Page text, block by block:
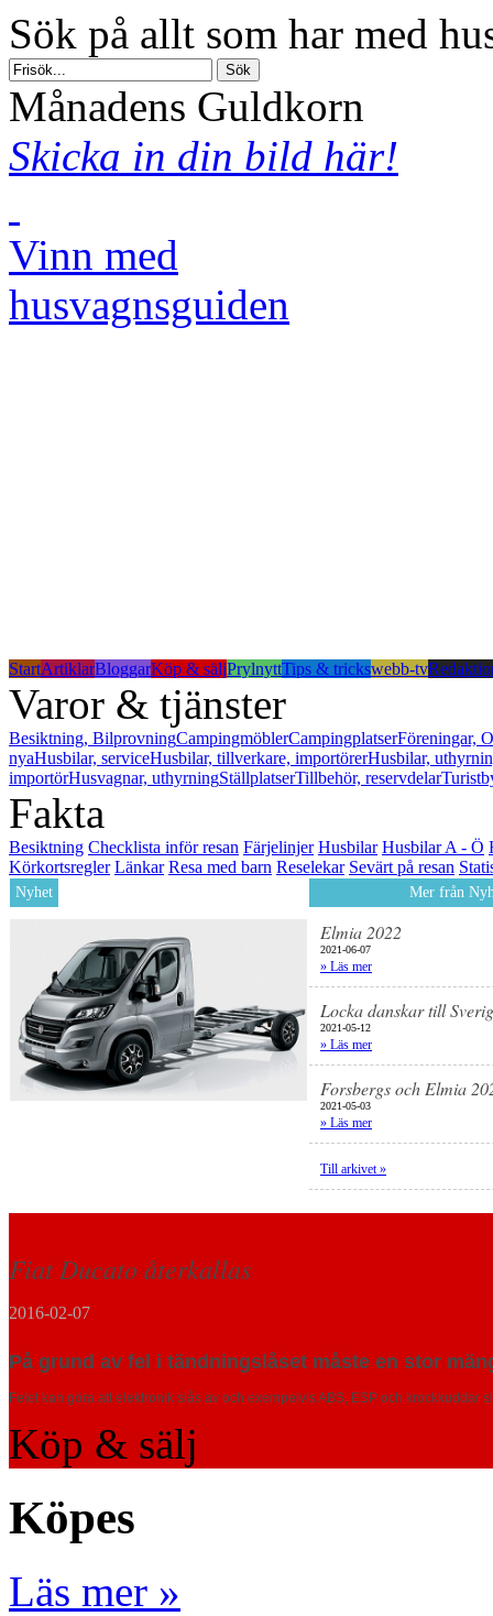
Sök på allt som har med
Månadens Guldkorn
Skicka in din bild här!
Vinn med
husvagnsguiden
StartArtiklarBloggarKöp & säljPrylnyttTips & trickswebb-tv
Varor & tjänster
Besiktning, BilprovningCampingmöblerCampingplatserFöreningar,
nyaHusbilar, serviceHusbilar, tillverkare, importörerHusbilar,
importörHusvagnar, uthyrningStällplatserTillbehör, reservdelar
Fakta
Besiktning Checklista inför resan Färjelinjer Husbilar Husbilar A - Ö
Körkortsregler Länkar Resa med barn Reselekar Sevärt på resan
Nyhet Mer från
Elmia 2022
2021-06-07
» Läs mer
Locka danskar till
2021-05-12
» Läs mer
Forsbergs och Elmia
2021-05-03
» Läs mer
Till arkivet »
Fiat Ducato återkallas
2016-02-07
På grund av fel i tändningslåset måste en stor
Felet kan göra att elektronik slås av och exempelvis ABS, ESP och krockkuddar
Köp & sälj
Köpes
Läs mer »